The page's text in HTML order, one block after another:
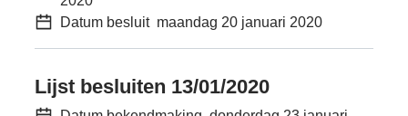
Datum besluit maandag 20 januari 2020
Lijst besluiten 13/01/2020